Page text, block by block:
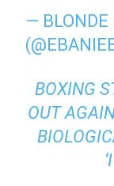
— BLONDE
BOXING
OUT